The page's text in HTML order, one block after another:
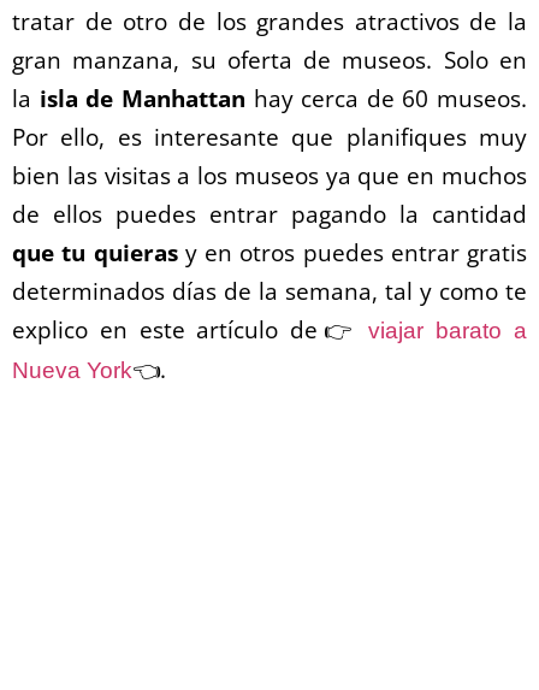
tratar de otro de los grandes atractivos de la
gran manzana, su oferta de museos. Solo en
la isla de Manhattan hay cerca de 60 museos.
Por ello, es interesante que planifiques muy
bien las visitas a los museos ya que en muchos
de ellos puedes entrar pagando la cantidad
que tu quierasy en otros puedes entrar gratis
determinados días de la semana, tal y como te
explico en este artículo de👉viajar barato a
Nueva York👈.